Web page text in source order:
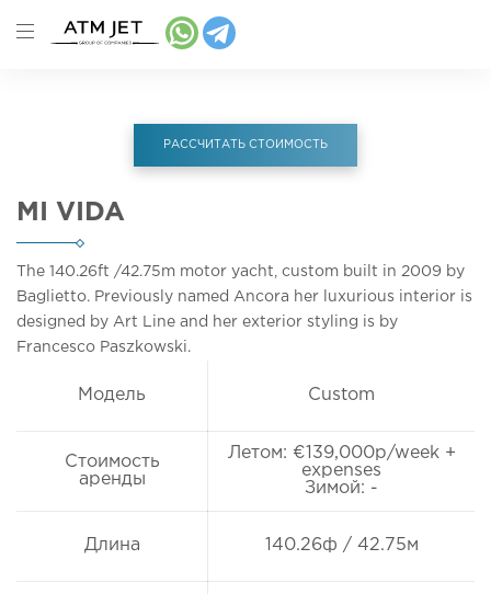
РАССЧИТАТЬ СТОИМОСТЬ
MI VIDA
The 140.26ft /42.75m motor yacht, custom built in 2009 by
Baglietto. Previously named Ancora her luxurious interior is
designed by Art Line and her exterior styling is by
Francesco Paszkowski.
Модель Custom
Стоимость
аренды
Летом: €139,000p/week +
expenses
Зимой: -
Длина 140.26ф / 42.75м